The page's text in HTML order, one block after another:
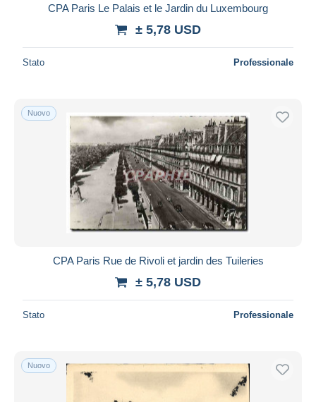
CPA Paris Le Palais et le Jardin du Luxembourg
± 5,78 USD
Stato Professionale
Nuovo
CPA Paris Rue de Rivoli et jardin des Tuileries
± 5,78 USD
Stato Professionale
Nuovo